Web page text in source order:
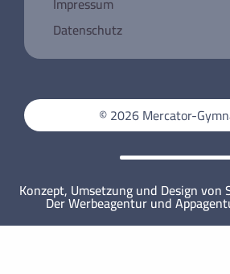
Knochenmarksspendedatei
Jugend debattiert 2026 am
Un week-end à Paris
Mercator-Mathematiker*innen
MINT-freundliche Auszeichnung
Datenschutz
© 2026 Mercator-
Konzept, Umsetzung und Design von
Der Werbeagentur und